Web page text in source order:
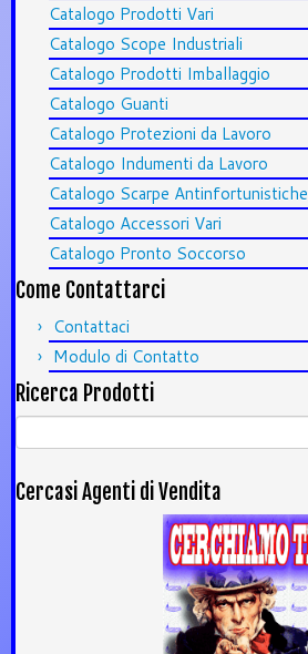
Catalogo Prodotti Vari
Catalogo Scope Industriali
Catalogo Prodotti Imballaggio
Catalogo Guanti
Catalogo Protezioni da Lavoro
Catalogo Indumenti da Lavoro
Catalogo Scarpe Antinfortunistiche
Catalogo Accessori Vari
Catalogo Pronto Soccorso
Come Contattarci
Contattaci
Modulo di Contatto
Ricerca Prodotti
Ricerca
per:
Cercasi Agenti di Vendita